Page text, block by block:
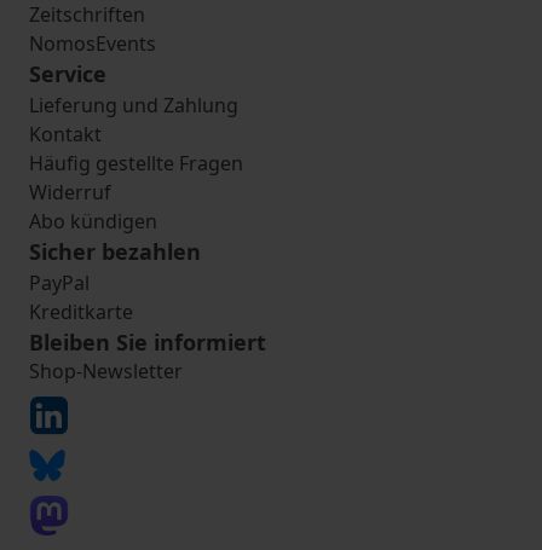
Zeitschriften
NomosEvents
Service
Lieferung und Zahlung
Kontakt
Häufig gestellte Fragen
Widerruf
Abo kündigen
Sicher bezahlen
PayPal
Kreditkarte
Bleiben Sie informiert
Shop-Newsletter